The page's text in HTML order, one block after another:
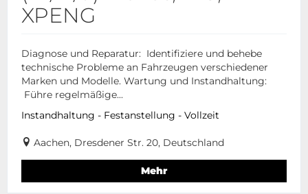
XPENG
Diagnose und Reparatur: Identifiziere und behebe
technische Probleme an Fahrzeugen verschiedener
Marken und Modelle. Wartung und Instandhaltung:
Führe regelmäßige...
Instandhaltung - Festanstellung - Vollzeit
Aachen, Dresdener Str. 20, Deutschland
Mehr